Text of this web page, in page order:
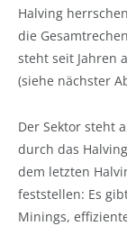
Halving
die
steht seit Jahren
(siehe nächster
Der Sektor steht
durch das
dem letzten
feststellen: Es
Minings,